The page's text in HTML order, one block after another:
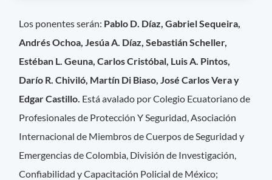
Los ponentes serán: Pablo D. Díaz, Gabriel Sequeira,
Andrés Ochoa, Jesúa A. Díaz, Sebastián Scheller,
Estéban L. Geuna, Carlos Cristóbal, Luis A. Pintos,
Darío R. Chiviló, Martín Di Biaso, José Carlos Vera y
Edgar Castillo. Está avalado por Colegio Ecuatoriano de
Profesionales de Protección Y Seguridad, Asociación
Internacional de Miembros de Cuerpos de Seguridad y
Emergencias de Colombia, División de Investigación,
Confiabilidad y Capacitación Policial de México;